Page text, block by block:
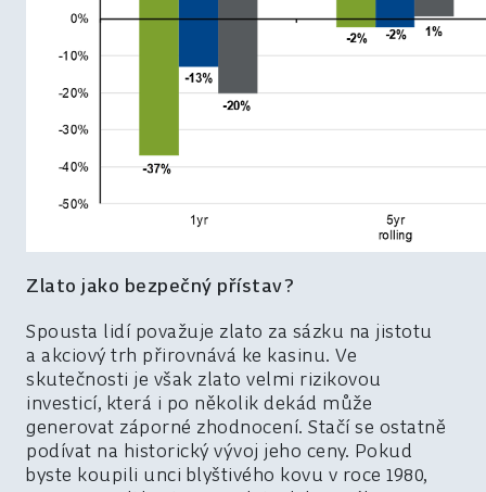
Zlato jako bezpečný přístav?
Spousta lidí považuje zlato za sázku na jistotu
a akciový trh přirovnává ke kasinu. Ve
skutečnosti je však zlato velmi rizikovou
investicí, která i po několik dekád může
generovat záporné zhodnocení. Stačí se ostatně
podívat na historický vývoj jeho ceny. Pokud
byste koupili unci blyštivého kovu v roce 1980,